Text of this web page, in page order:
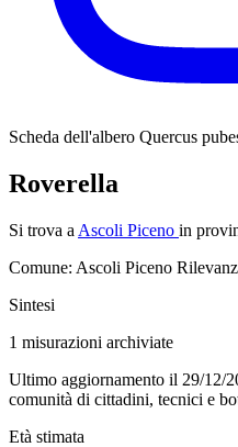
Scheda dell'albero Quercus
Roverella
Si trova a Ascoli Piceno in
Comune: Ascoli Piceno
Sintesi
1 misurazioni archiviate
Ultimo aggiornamento il 29/12/
comunità di cittadini, tecnici e
Età stimata